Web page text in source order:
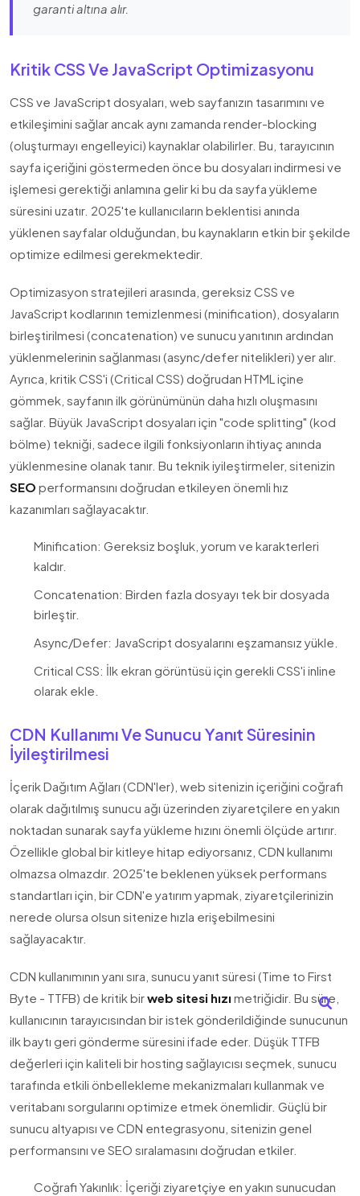
garanti altına alır.
Kritik CSS Ve JavaScript Optimizasyonu
CSS ve JavaScript dosyaları, web sayfanızın tasarımını ve
etkileşimini sağlar ancak aynı zamanda render-blocking
(oluşturmayı engelleyici) kaynaklar olabilirler. Bu, tarayıcının
sayfa içeriğini göstermeden önce bu dosyaları indirmesi ve
işlemesi gerektiği anlamına gelir ki bu da sayfa yükleme
süresini uzatır. 2025'te kullanıcıların beklentisi anında
yüklenen sayfalar olduğundan, bu kaynakların etkin bir şekilde
optimize edilmesi gerekmektedir.
Optimizasyon stratejileri arasında, gereksiz CSS ve
JavaScript kodlarının temizlenmesi (minification), dosyaların
birleştirilmesi (concatenation) ve sunucu yanıtının ardından
yüklenmelerinin sağlanması (async/defer nitelikleri) yer alır.
Ayrıca, kritik CSS'i (Critical CSS) doğrudan HTML içine
gömmek, sayfanın ilk görünümünün daha hızlı oluşmasını
sağlar. Büyük JavaScript dosyaları için "code splitting" (kod
bölme) tekniği, sadece ilgili fonksiyonların ihtiyaç anında
yüklenmesine olanak tanır. Bu teknik iyileştirmeler, sitenizin
SEO performansını doğrudan etkileyen önemli hız
kazanımları sağlayacaktır.
Minification: Gereksiz boşluk, yorum ve karakterleri
kaldır.
Concatenation: Birden fazla dosyayı tek bir dosyada
birleştir.
Async/Defer: JavaScript dosyalarını eşzamansız yükle.
Critical CSS: İlk ekran görüntüsü için gerekli CSS'i inline
olarak ekle.
CDN Kullanımı Ve Sunucu Yanıt Süresinin
İyileştirilmesi
İçerik Dağıtım Ağları (CDN'ler), web sitenizin içeriğini coğrafi
olarak dağıtılmış sunucu ağı üzerinden ziyaretçilere en yakın
noktadan sunarak sayfa yükleme hızını önemli ölçüde artırır.
Özellikle global bir kitleye hitap ediyorsanız, CDN kullanımı
olmazsa olmazdır. 2025'te beklenen yüksek performans
standartları için, bir CDN'e yatırım yapmak, ziyaretçilerinizin
nerede olursa olsun sitenize hızla erişebilmesini
sağlayacaktır.
CDN kullanımının yanı sıra, sunucu yanıt süresi (Time to First
Byte - TTFB) de kritik birweb sitesi hızı metriğidir. Bu süre,
kullanıcının tarayıcısından bir istek gönderildiğinde sunucunun
ilk baytı geri gönderme süresini ifade eder. Düşük TTFB
değerleri için kaliteli bir hosting sağlayıcısı seçmek, sunucu
tarafında etkili önbellekleme mekanizmaları kullanmak ve
veritabanı sorgularını optimize etmek önemlidir. Güçlü bir
sunucu altyapısı ve CDN entegrasyonu, sitenizin genel
performansını ve SEO sıralamasını doğrudan etkiler.
Coğrafi Yakınlık: İçeriği ziyaretçiye en yakın sunucudan